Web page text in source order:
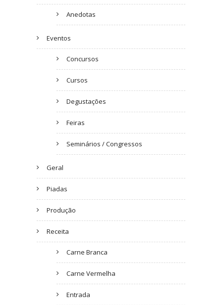
Anedotas
Eventos
Concursos
Cursos
Degustações
Feiras
Seminários / Congressos
Geral
Piadas
Produção
Receita
Carne Branca
Carne Vermelha
Entrada